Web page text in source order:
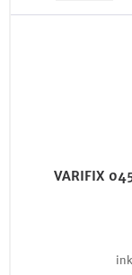
VARIFIX